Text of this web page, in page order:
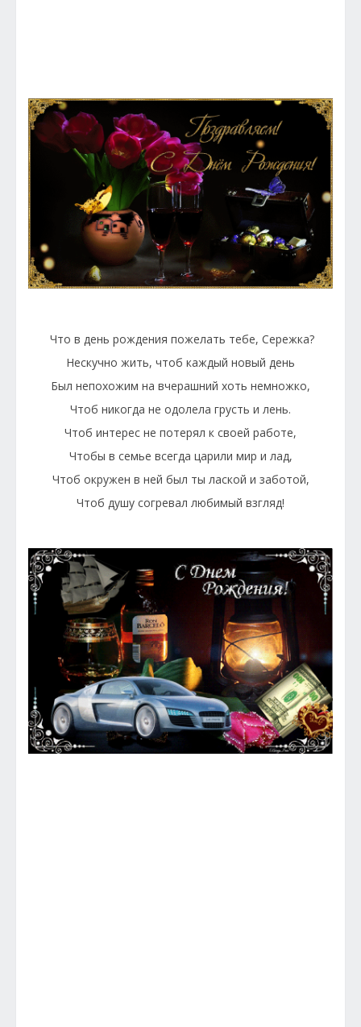
Что в день рождения пожелать тебе, Сережка?
Нескучно жить, чтоб каждый новый день
Был непохожим на вчерашний хоть немножко,
Чтоб никогда не одолела грусть и лень.
Чтоб интерес не потерял к своей работе,
Чтобы в семье всегда царили мир и лад,
Чтоб окружен в ней был ты лаской и заботой,
Чтоб душу согревал любимый взгляд!